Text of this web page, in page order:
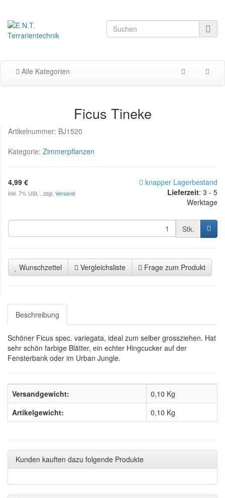
Alle Kategorien
Ficus Tineke
Artikelnummer: BJ1520
Kategorie: Zimmerpflanzen
4,99 €
inkl. 7% USt. , zzgl. Versand
knapper Lagerbestand
Lieferzeit: 3 - 5
Werktage
Stk.
Wunschzettel Vergleichsliste Frage zum Produkt
Beschreibung
Schöner Ficus spec. variegata, ideal zum selber grossziehen. Hat
sehr schön farbige Blätter, ein echter Hingcucker auf der
Fensterbank oder im Urban Jungle.
Versandgewicht:
0,10 Kg
Artikelgewicht:
0,10 Kg
Kunden kauften dazu folgende Produkte